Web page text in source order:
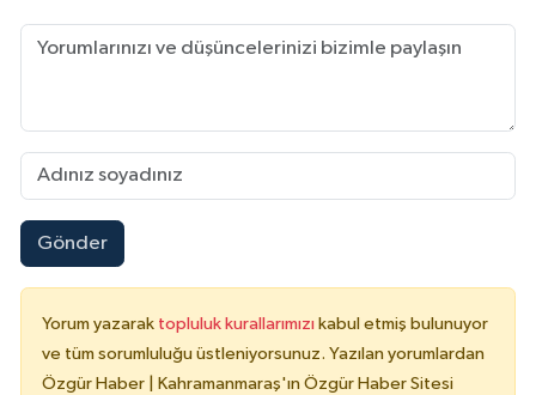
Gönder
Yorum yazarak topluluk kurallarımızı kabul etmiş bulunuyor
ve tüm sorumluluğu üstleniyorsunuz. Yazılan yorumlardan
Özgür Haber | Kahramanmaraş'ın Özgür Haber Sitesi